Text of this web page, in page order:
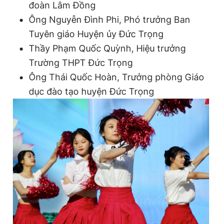
đoàn Lâm Đồng
Ông Nguyễn Đình Phi, Phó trưởng Ban
Tuyên giáo Huyện ủy Đức Trọng
Thầy Phạm Quốc Quỳnh, Hiệu trưởng
Trường THPT Đức Trọng
Ông Thái Quốc Hoàn, Trưởng phòng Giáo
dục đào tạo huyện Đức Trọng